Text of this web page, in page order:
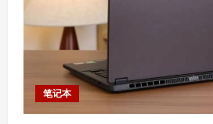
龙
7
7800X3D+单
通
道
DDR5
对
酷
笔记本